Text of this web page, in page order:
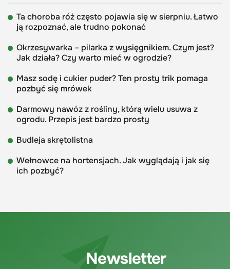
Ta choroba róż często pojawia się w sierpniu. Łatwo
ją rozpoznać, ale trudno pokonać
Okrzesywarka – pilarka z wysięgnikiem. Czym jest?
Jak działa? Czy warto mieć w ogrodzie?
Masz sodę i cukier puder? Ten prosty trik pomaga
pozbyć się mrówek
Darmowy nawóz z rośliny, którą wielu usuwa z
ogrodu. Przepis jest bardzo prosty
Budleja skrętolistna
Wełnowce na hortensjach. Jak wyglądają i jak się
ich pozbyć?
Newsletter